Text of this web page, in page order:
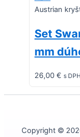
Austrian
Set
mm
26,00 € s DPH
Copyright ©